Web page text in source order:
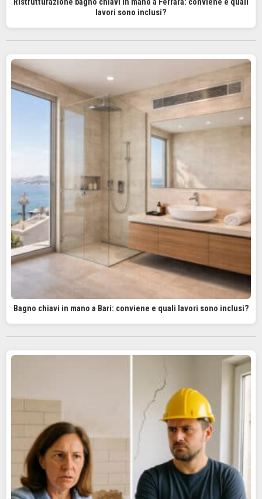
lavori sono inclusi?
Bagno chiavi in mano a Bari: conviene e quali lavori sono inclusi?